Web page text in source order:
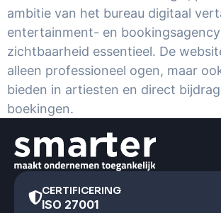
ambitie van het bureau digitaal
entertainment- en
zichtbaarheid essentieel. De
alleen professioneel ogen, maar
bieden in artiesten en direct
boekingen.
CERTIFICERING
ISO 27001